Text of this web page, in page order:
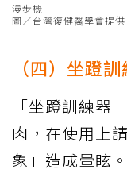
漫步機
圖／台灣復健醫學會提供
（四）坐蹬
「坐蹬訓練器
肉，在使用上
象」造成暈眩。